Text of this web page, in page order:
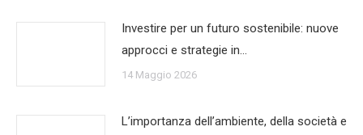
Investire per un futuro sostenibile: nuove
approcci e strategie in…
14 Maggio 2026
L’importanza dell’ambiente, della società e